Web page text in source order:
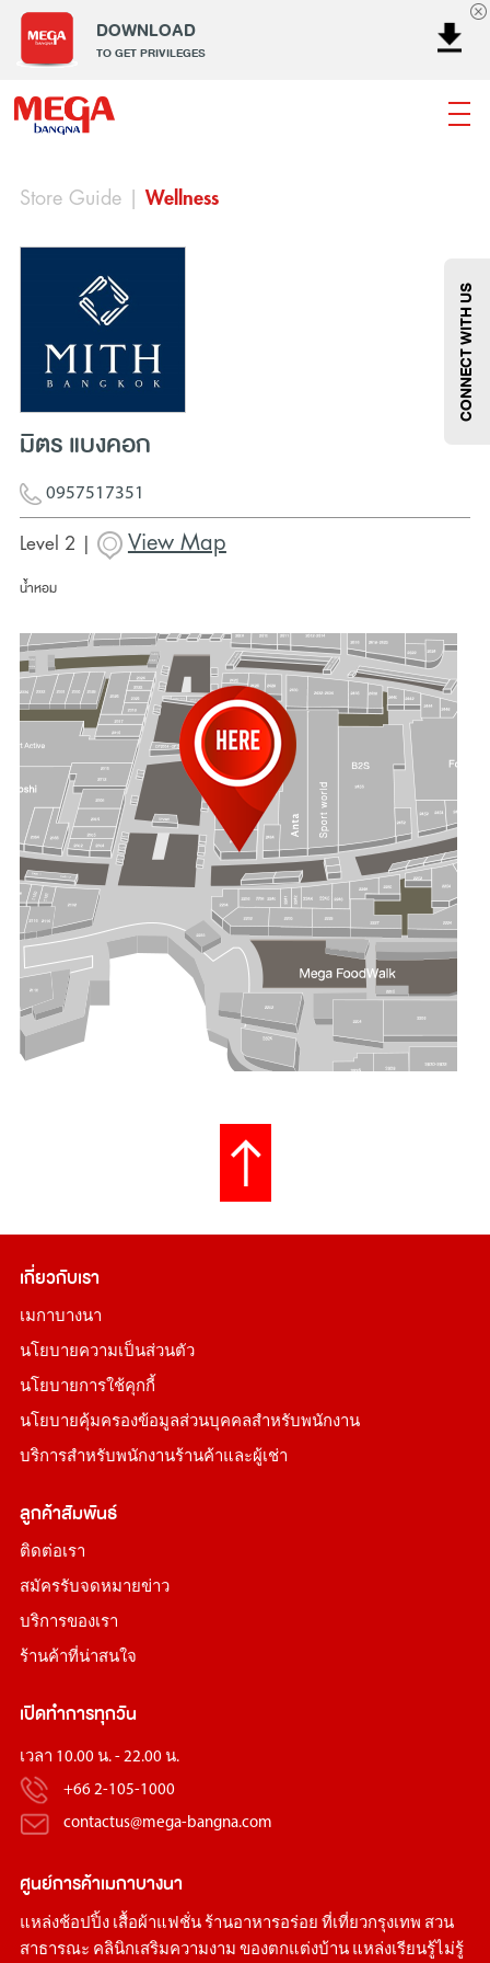
DOWNLOAD
TO GET PRIVILEGES
ธนาคาร ร้านอาหาร
แกดเจ็ตและเทคโนโลยี
แฟชั่น
CONNECT WITH US
Store Guide| Wellness
มิตร แบงคอก
0957517351
Level 2 | View Map
น้ำหอม
เกี่ยวกับเรา
เมกาบางนา
นโยบายความเป็นส่วนตัว
นโยบายการใช้คุกกี้
นโยบายคุ้มครองข้อมูลส่วนบุคคลสำหรับพนักงาน
บริการสำหรับพนักงานร้านค้าและผู้เช่า
ลูกค้าสัมพันธ์
ติดต่อเรา
สมัครรับจดหมายข่าว
บริการของเรา
ร้านค้าที่น่าสนใจ
เปิดทำการทุกวัน
เวลา 10.00 น. - 22.00 น.
+66 2-105-1000
contactus@mega-bangna.com
ศูนย์การค้าเมกาบางนา
แหล่งช้อปปิ้ง เสื้อผ้าแฟชั่น ร้านอาหารอร่อย ที่เที่ยวกรุงเทพ สวน
สาธารณะ คลินิกเสริมความงาม ของตกแต่งบ้านแหล่งเรียนรู้ไม่รู้